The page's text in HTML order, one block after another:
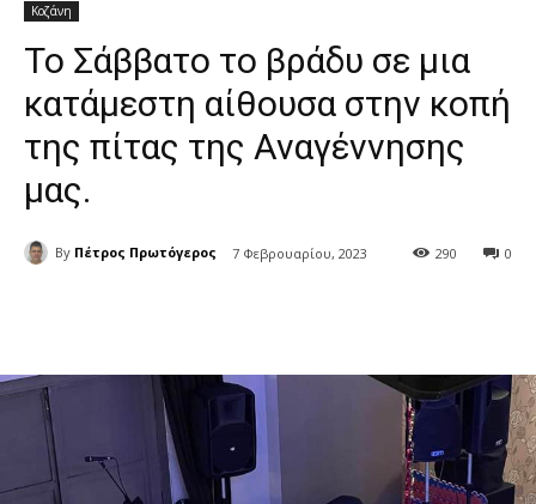
Κοζάνη
Το Σάββατο το βράδυ σε μια
κατάμεστη αίθουσα στην κοπή
της πίτας της Αναγέννησης
μας.
By Πέτρος Πρωτόγερος 7 Φεβρουαρίου, 2023 0
290